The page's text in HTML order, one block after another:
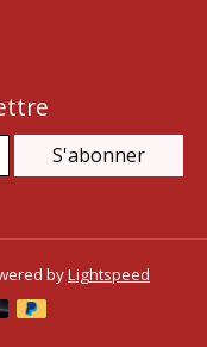
S'abonner
byLightspeed